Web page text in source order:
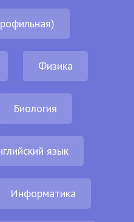
Физика
Биология
язык
Информатика